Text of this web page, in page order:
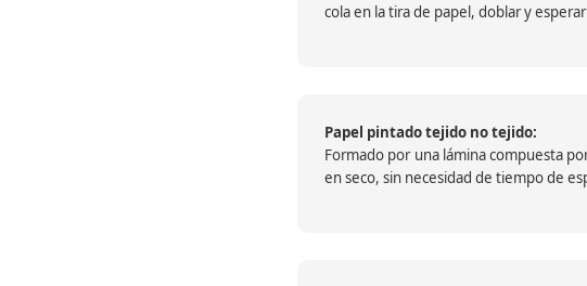
cola en la tira de papel, doblar y
Papel pintado tejido no tejido:
Formado por una lámina compuesta
en seco, sin necesidad de tiempo de